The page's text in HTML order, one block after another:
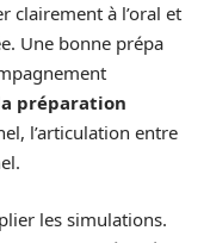
clairement à l’oral et
Une bonne prépa
préparation
l’articulation entre
les simulations.